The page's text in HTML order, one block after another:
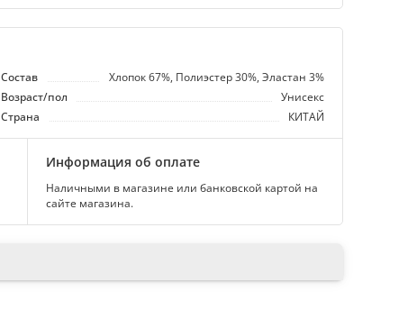
Состав
Хлопок 67%, Полиэстер 30%, Эластан 3%
Возраст/пол
Унисекс
Страна КИТАЙ
Информация об оплате
Наличными в магазине или банковской картой на
сайте магазина.